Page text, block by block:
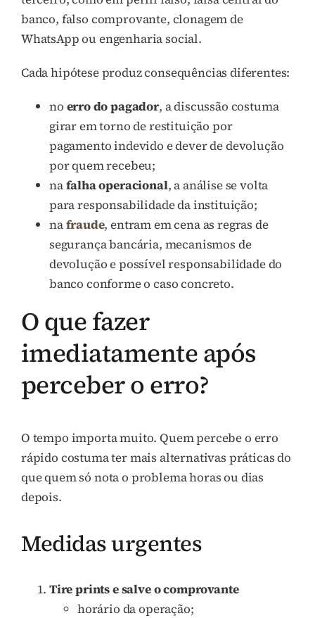
banco, falso comprovante, clonagem de
WhatsApp ou engenharia social.
Cada hipótese produz consequências diferentes:
no erro do pagador, a discussão costuma
girar em torno de restituição por
pagamento indevido e dever de devolução
por quem recebeu;
nafalha operacional, a análise se volta
para responsabilidade da instituição;
nafraude, entram em cena as regras de
segurança bancária, mecanismos de
devolução e possível responsabilidade do
banco conforme o caso concreto.
O que fazer
imediatamente após
perceber o erro?
O tempo importa muito. Quem percebe o erro
rápido costuma ter mais alternativas práticas do
que quem só nota o problema horas ou dias
depois.
Medidas urgentes
Tire prints e salve o comprovante
horário da operação;